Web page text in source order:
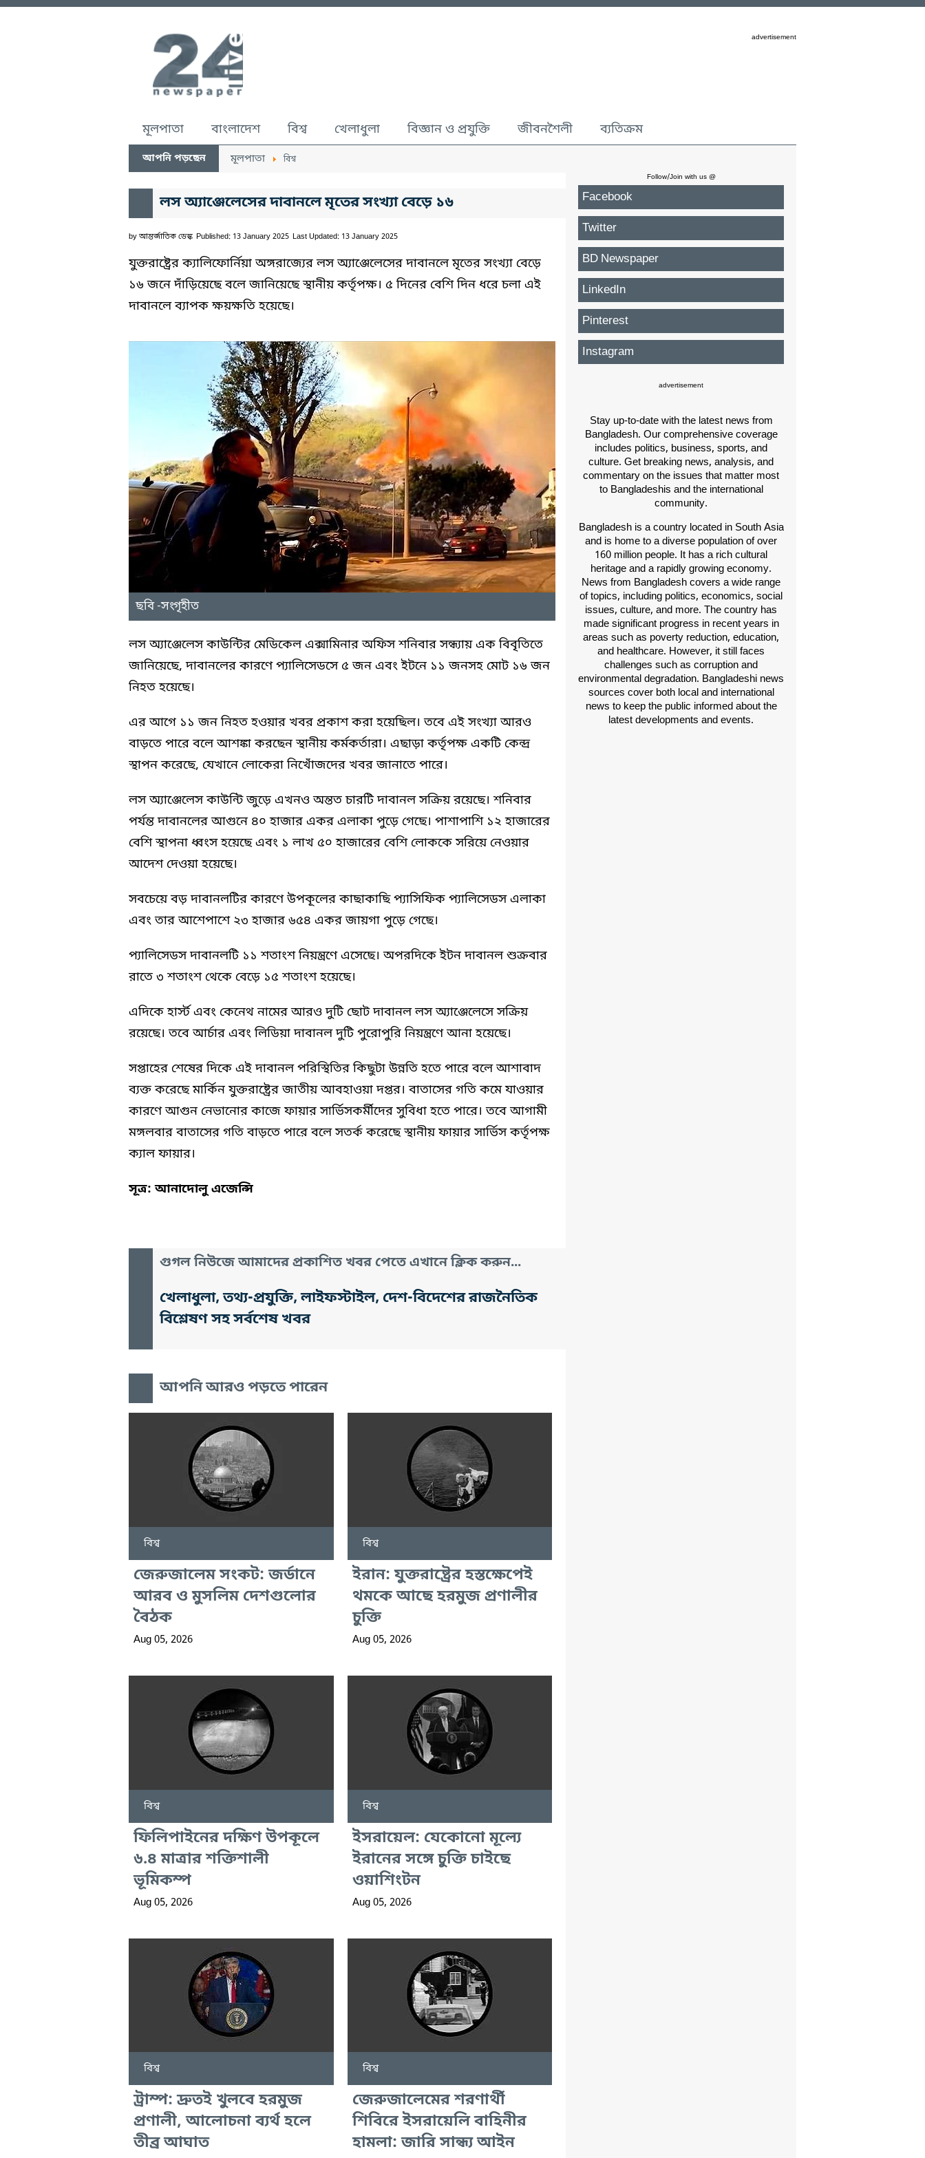
advertisement
মূলপাতা বাংলাদেশ বিশ্ব খেলাধুলা বিজ্ঞান ও প্রযুক্তি জীবনশৈলী ব্যতিক্রম
আপনি পড়ছেন মূলপাতা বিশ্ব
লস অ্যাঞ্জেলেসের দাবানলে মৃতের সংখ্যা বেড়ে ১৬
by আন্তর্জাতিক ডেস্ক Published: 13 January 2025 Last Updated: 13 January 2025
যুক্তরাষ্ট্রের ক্যালিফোর্নিয়া অঙ্গরাজ্যের লস অ্যাঞ্জেলেসের দাবানলে মৃতের সংখ্যা বেড়ে
১৬ জনে দাঁড়িয়েছে বলে জানিয়েছে স্থানীয় কর্তৃপক্ষ। ৫ দিনের বেশি দিন ধরে চলা এই
দাবানলে ব্যাপক ক্ষয়ক্ষতি হয়েছে।
ছবি -সংগৃহীত
লস অ্যাঞ্জেলেস কাউন্টির মেডিকেল এক্সামিনার অফিস শনিবার সন্ধ্যায় এক বিবৃতিতে
জানিয়েছে, দাবানলের কারণে প্যালিসেডসে ৫ জন এবং ইটনে ১১ জনসহ মোট ১৬ জন
নিহত হয়েছে।
এর আগে ১১ জন নিহত হওয়ার খবর প্রকাশ করা হয়েছিল। তবে এই সংখ্যা আরও
বাড়তে পারে বলে আশঙ্কা করছেন স্থানীয় কর্মকর্তারা। এছাড়া কর্তৃপক্ষ একটি কেন্দ্র
স্থাপন করেছে, যেখানে লোকেরা নিখোঁজদের খবর জানাতে পারে।
লস অ্যাঞ্জেলেস কাউন্টি জুড়ে এখনও অন্তত চারটি দাবানল সক্রিয় রয়েছে। শনিবার
পর্যন্ত দাবানলের আগুনে ৪০ হাজার একর এলাকা পুড়ে গেছে। পাশাপাশি ১২ হাজারের
বেশি স্থাপনা ধ্বংস হয়েছে এবং ১ লাখ ৫০ হাজারের বেশি লোককে সরিয়ে নেওয়ার
আদেশ দেওয়া হয়েছে।
সবচেয়ে বড় দাবানলটির কারণে উপকূলের কাছাকাছি প্যাসিফিক প্যালিসেডস এলাকা
এবং তার আশেপাশে ২৩ হাজার ৬৫৪ একর জায়গা পুড়ে গেছে।
প্যালিসেডস দাবানলটি ১১ শতাংশ নিয়ন্ত্রণে এসেছে। অপরদিকে ইটন দাবানল শুক্রবার
রাতে ৩ শতাংশ থেকে বেড়ে ১৫ শতাংশ হয়েছে।
এদিকে হার্স্ট এবং কেনেথ নামের আরও দুটি ছোট দাবানল লস অ্যাঞ্জেলেসে সক্রিয়
রয়েছে। তবে আর্চার এবং লিডিয়া দাবানল দুটি পুরোপুরি নিয়ন্ত্রণে আনা হয়েছে।
সপ্তাহের শেষের দিকে এই দাবানল পরিস্থিতির কিছুটা উন্নতি হতে পারে বলে আশাবাদ
ব্যক্ত করেছে মার্কিন যুক্তরাষ্ট্রের জাতীয় আবহাওয়া দপ্তর। বাতাসের গতি কমে যাওয়ার
কারণে আগুন নেভানোর কাজে ফায়ার সার্ভিসকর্মীদের সুবিধা হতে পারে। তবে আগামী
মঙ্গলবার বাতাসের গতি বাড়তে পারে বলে সতর্ক করেছে স্থানীয় ফায়ার সার্ভিস কর্তৃপক্ষ
ক্যাল ফায়ার।
সূত্র: আনাদোলু এজেন্সি
গুগল নিউজে আমাদের প্রকাশিত খবর পেতে এখানে ক্লিক করুন...
খেলাধুলা, তথ্য-প্রযুক্তি, লাইফস্টাইল, দেশ-বিদেশের রাজনৈতিক
বিশ্লেষণ সহ সর্বশেষ খবর
আপনি আরও পড়তে পারেন
বিশ্ব
জেরুজালেম সংকট: জর্ডানে
আরব ও মুসলিম দেশগুলোর
বৈঠক
Aug 05, 2026
বিশ্ব
ইরান: যুক্তরাষ্ট্রের হস্তক্ষেপেই
থমকে আছে হরমুজ প্রণালীর
চুক্তি
Aug 05, 2026
বিশ্ব
ফিলিপাইনের দক্ষিণ উপকূলে
৬.৪ মাত্রার শক্তিশালী
ভূমিকম্প
Aug 05, 2026
বিশ্ব
ইসরায়েল: যেকোনো মূল্যে
ইরানের সঙ্গে চুক্তি চাইছে
ওয়াশিংটন
Aug 05, 2026
বিশ্ব
ট্রাম্প: দ্রুতই খুলবে হরমুজ
প্রণালী, আলোচনা ব্যর্থ হলে
তীব্র আঘাত
বিশ্ব
জেরুজালেমের শরণার্থী
শিবিরে ইসরায়েলি বাহিনীর
হামলা: জারি সান্ধ্য আইন
Follow/Join with us @
Facebook
Twitter
BD Newspaper
LinkedIn
Pinterest
Instagram
advertisement
Stay up-to-date with the latest news from
Bangladesh. Our comprehensive coverage
includes politics, business, sports, and
culture. Get breaking news, analysis, and
commentary on the issues that matter most
to Bangladeshis and the international
community.
Bangladesh is a country located in South Asia
and is home to a diverse population of over
160 million people. It has a rich cultural
heritage and a rapidly growing economy.
News from Bangladesh covers a wide range
of topics, including politics, economics, social
issues, culture, and more. The country has
made significant progress in recent years in
areas such as poverty reduction, education,
and healthcare. However, it still faces
challenges such as corruption and
environmental degradation. Bangladeshi news
sources cover both local and international
news to keep the public informed about the
latest developments and events.